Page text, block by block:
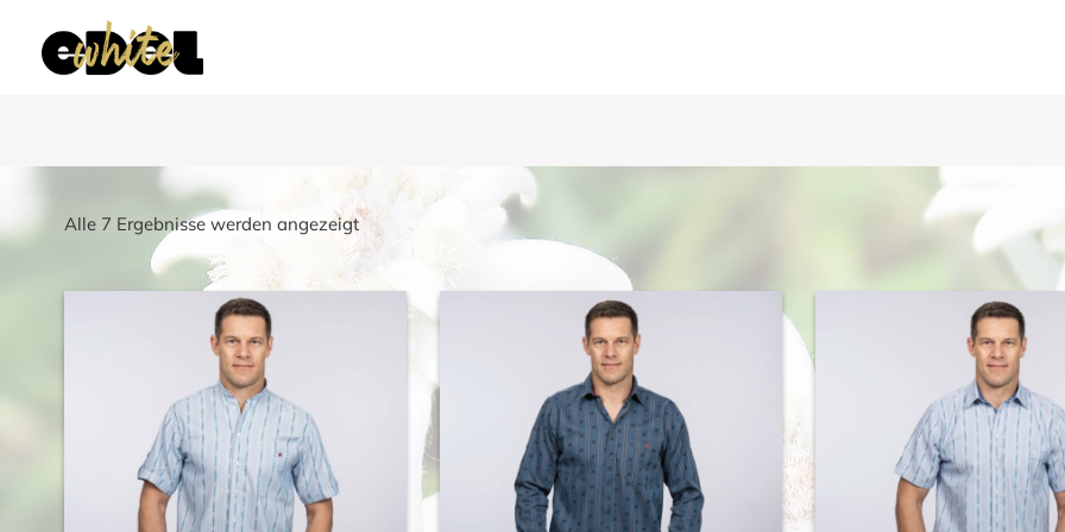
Alle 7 Ergebnisse werden angezeigtNach
sortiert